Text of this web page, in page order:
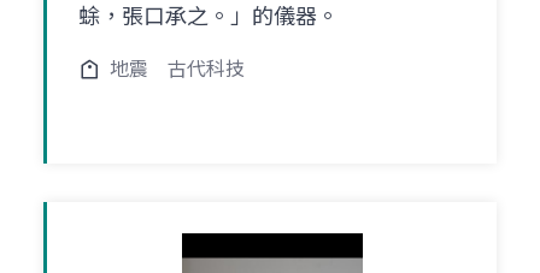
蜍，張口承之。」的儀器。
地震 古代科技